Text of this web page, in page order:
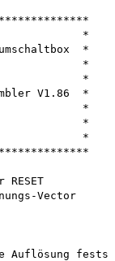
*
*
*
*
V1.86  *
*
*
*
Vector
Auflösung